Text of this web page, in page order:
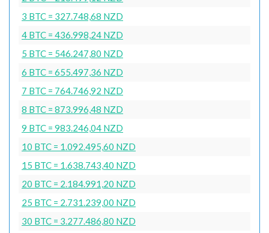
3 BTC = 327.748,68 NZD
4 BTC = 436.998,24 NZD
5 BTC = 546.247,80 NZD
6 BTC = 655.497,36 NZD
7 BTC = 764.746,92 NZD
8 BTC = 873.996,48 NZD
9 BTC = 983.246,04 NZD
10 BTC = 1.092.495,60 NZD
15 BTC = 1.638.743,40 NZD
20 BTC = 2.184.991,20 NZD
25 BTC = 2.731.239,00 NZD
30 BTC = 3.277.486,80 NZD